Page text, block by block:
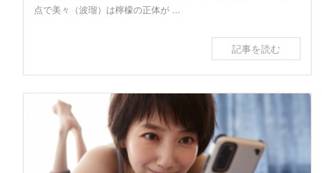
点で美々（波瑠）は檸檬の正体が ...
記事を読む